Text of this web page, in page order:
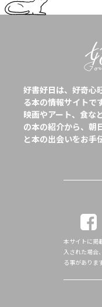
好書好日は、好奇心
る本の情報サイトです
映画やアート、食な
の本の紹介から、朝
と本の出会いをお手
本サイトに掲
入された場合
る事がありま